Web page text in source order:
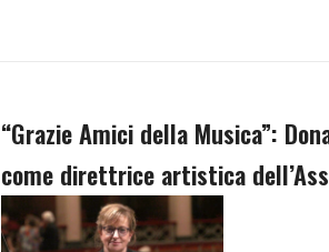
“Grazie Amici della Musica”:
come direttrice artistica